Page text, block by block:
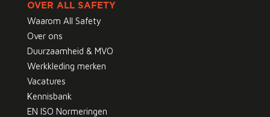
OVER ALL SAFETY
Waarom All Safety
Over ons
Duurzaamheid & MVO
Werkkleding merken
Vacatures
Kennisbank
EN ISO Normeringen